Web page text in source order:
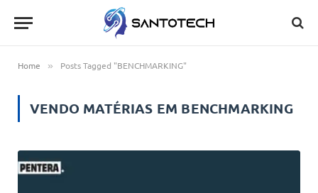
Home » Posts Tagged "BENCHMARKING"
VENDO MATÉRIAS EM BENCHMARKING